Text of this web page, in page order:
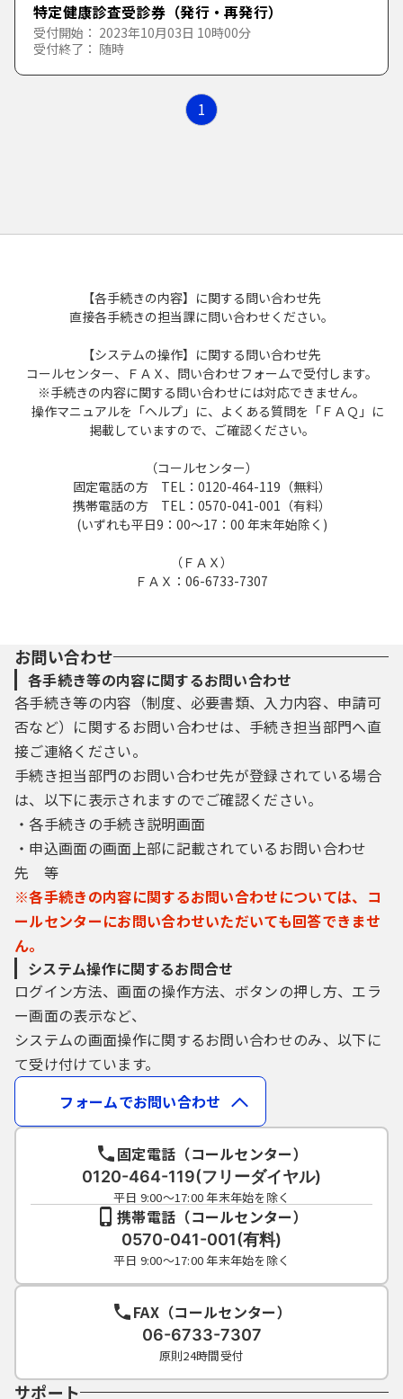
特定健康診査受診券（発行・再発行）
受付開始： 2023年10月03日 10時00分
受付終了： 随時
1
【各手続きの内容】に関する問い合わせ先
直接各手続きの担当課に問い合わせください。
【システムの操作】に関する問い合わせ先
コールセンター、ＦＡＸ、問い合わせフォームで受付します。
※手続きの内容に関する問い合わせには対応できません。
操作マニュアルを「ヘルプ」に、よくある質問を「ＦＡＱ」に
掲載していますので、ご確認ください。
（コールセンター）
固定電話の方 TEL：0120-464-119（無料）
携帯電話の方 TEL：0570-041-001（有料）
(いずれも平日9：00～17：00 年末年始除く)
（ＦＡＸ）
ＦＡＸ：06-6733-7307
お問い合わせ
各手続き等の内容に関するお問い合わせ
各手続き等の内容（制度、必要書類、入力内容、申請可
否など）に関するお問い合わせは、手続き担当部門へ直
接ご連絡ください。
手続き担当部門のお問い合わせ先が登録されている場合
は、以下に表示されますのでご確認ください。
・各手続きの手続き説明画面
・申込画面の画面上部に記載されているお問い合わせ
先 等
※各手続きの内容に関するお問い合わせについては、コ
ールセンターにお問い合わせいただいても回答できませ
ん。
システム操作に関するお問合せ
ログイン方法、画面の操作方法、ボタンの押し方、エラ
ー画面の表示など、
システムの画面操作に関するお問い合わせのみ、以下に
て受け付けています。
フォームでお問い合わせ
固定電話（コールセンター）
0120-464-119(フリーダイヤル)
平日 9:00～17:00 年末年始を除く
携帯電話（コールセンター）
0570-041-001(有料)
平日 9:00～17:00 年末年始を除く
FAX（コールセンター）
06-6733-7307
原則24時間受付
サポート